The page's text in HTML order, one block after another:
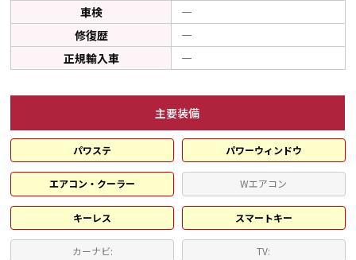
車検
―
修復歴
―
正規輸入車
―
主要装備
パワステ パワーウィンドウ
エアコン・クーラー Wエアコン
キーレス スマートキー
カーナビ: TV: